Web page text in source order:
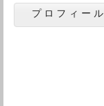
プロフィール